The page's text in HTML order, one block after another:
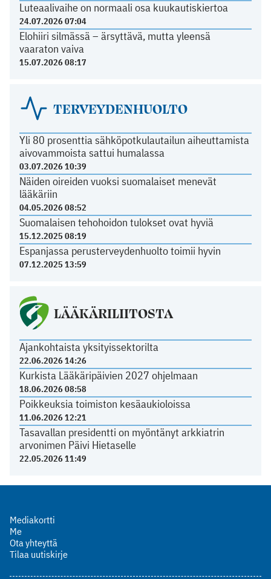
Luteaalivaihe on normaali osa kuukautiskiertoa
24.07.2026 07:04
Elohiiri silmässä – ärsyttävä, mutta yleensä
vaaraton vaiva
15.07.2026 08:17
TERVEYDENHUOLTO
Yli 80 prosenttia sähköpotkulautailun aiheuttamista
aivovammoista sattui humalassa
03.07.2026 10:39
Näiden oireiden vuoksi suomalaiset menevät
lääkäriin
04.05.2026 08:52
Suomalaisen tehohoidon tulokset ovat hyviä
15.12.2025 08:19
Espanjassa perusterveydenhuolto toimii hyvin
07.12.2025 13:59
LÄÄKÄRILIITOSTA
Ajankohtaista yksityissektorilta
22.06.2026 14:26
Kurkista Lääkäripäivien 2027 ohjelmaan
18.06.2026 08:58
Poikkeuksia toimiston kesäaukioloissa
11.06.2026 12:21
Tasavallan presidentti on myöntänyt arkkiatrin
arvonimen Päivi Hietaselle
22.05.2026 11:49
Mediakortti
Me
Ota yhteyttä
Tilaa uutiskirje